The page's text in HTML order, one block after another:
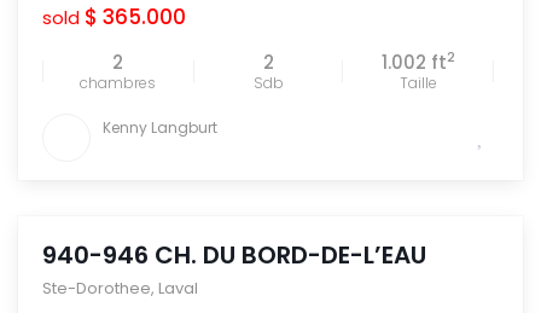
sold $ 365.000
2
chambres
2
Sdb
1.002 ft2
Taille
Kenny Langburt
940-946 CH. DU BORD-DE-L’EAU
Ste-Dorothee, Laval